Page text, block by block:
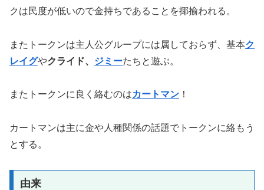
クは民度が低いので金持ちであることを揶揄われる。
またトークンは主人公グループには属しておらず、基本ク
レイグやクライド、 ジミーたちと遊ぶ。
またトークンに良く絡むのはカートマン ！
カートマンは主に金や人種関係の話題でトークンに絡もう
とする。
由来